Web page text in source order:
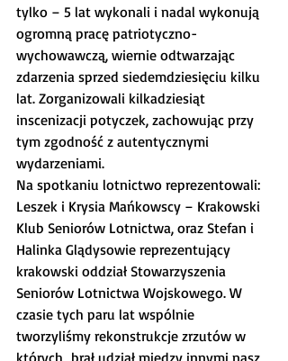
tylko – 5 lat wykonali i nadal wykonują
ogromną pracę patriotyczno-
wychowawczą, wiernie odtwarzając
zdarzenia sprzed siedemdziesięciu kilku
lat. Zorganizowali kilkadziesiąt
inscenizacji potyczek, zachowując przy
tym zgodność z autentycznymi
wydarzeniami.
Na spotkaniu lotnictwo reprezentowali:
Leszek i Krysia Mańkowscy – Krakowski
Klub Seniorów Lotnictwa, oraz Stefan i
Halinka Glądysowie reprezentujący
krakowski oddział Stowarzyszenia
Seniorów Lotnictwa Wojskowego. W
czasie tych paru lat wspólnie
tworzyliśmy rekonstrukcje zrzutów w
których  brał udział między innymi nasz